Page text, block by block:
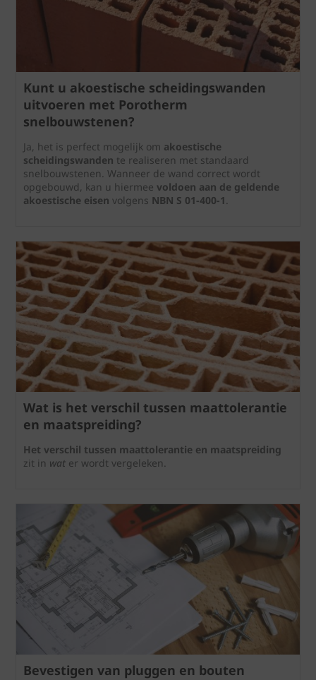
Kunt u akoestische scheidingswanden
uitvoeren met Porotherm
snelbouwstenen?
Ja, het is perfect mogelijk om akoestische
scheidingswanden te realiseren met standaard
snelbouwstenen. Wanneer de wand correct wordt
opgebouwd, kan u hiermee voldoen aan de geldende
akoestische eisen volgens NBN S 01-400-1.
Wat is het verschil tussen maattolerantie
en maatspreiding?
Het verschil tussen maattolerantie en maatspreiding
zit in wat er wordt vergeleken.
Bevestigen van pluggen en bouten